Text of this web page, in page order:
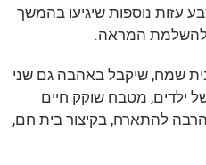
עזות נוספות שיגיעו בהמשך
להשלמת המראה.
שמח, שיקבל באהבה גם שני
ילדים, מטבח שוקק חיים
להתארח, בקיצור בית חם,